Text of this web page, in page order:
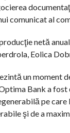
comunicat al
netă
Eolica
un moment
Bank a fost
pe care
şi de a